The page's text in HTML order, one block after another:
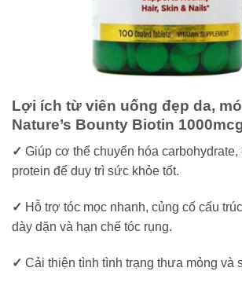
Lợi ích từ viên uống đẹp da,
Nature’s Bounty Biotin
✓ Giúp cơ thể chuyển hóa carbohydrate,
protein để duy trì sức khỏe tốt.
✓ Hỗ trợ tóc mọc nhanh, củng cố cấu
dày dặn và hạn chế tóc rụng.
✓ Cải thiện tình tình trạng thưa mỏng và